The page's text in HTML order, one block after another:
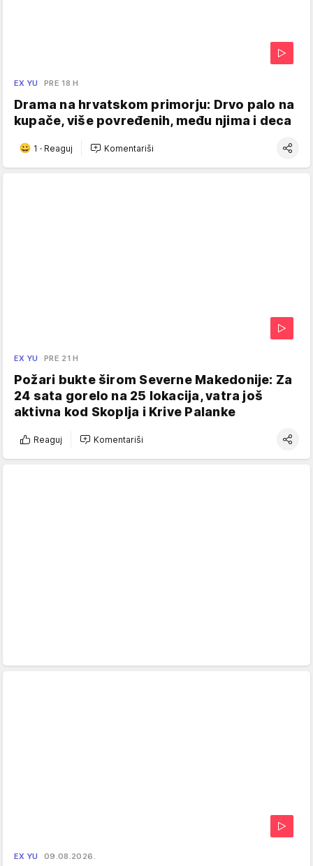
EX YU PRE 18 H
Drama na hrvatskom primorju: Drvo palo na
kupače, više povređenih, među njima i deca
1 · Reaguj Komentariši
EX YU PRE 21 H
Požari bukte širom Severne Makedonije: Za
24 sata gorelo na 25 lokacija, vatra još
aktivna kod Skoplja i Krive Palanke
Reaguj Komentariši
EX YU 09.08.2026.